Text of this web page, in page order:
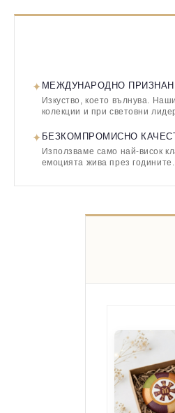
✦ МЕЖДУНАРОДНО
Изкуство, което вълнува.
колекции и при световни
✦ БЕЗКОМПРОМИСНО
Използваме само най-висок
емоцията жива през годините.